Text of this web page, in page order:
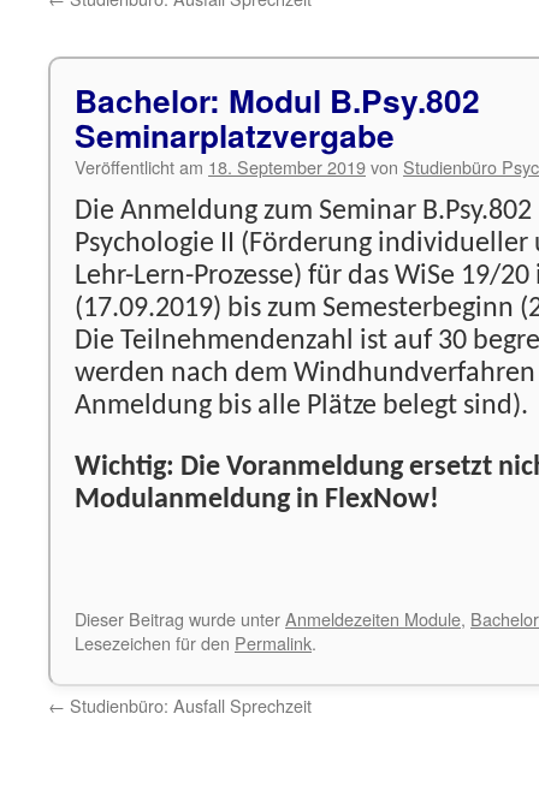
Bachelor: Modul B.Psy.802
Seminarplatzvergabe
Veröffentlicht am 18. September 2019von Studienbüro
Die Anmeldung zum Seminar B.Psy.802
Psychologie II (Förderung
Lehr-Lern-Prozesse) für das WiSe 19/
(17.09.2019) bis zum Semesterbeginn
Die Teilnehmendenzahl ist auf 30
werden nach dem
Anmeldung bis alle Plätze belegt sind).
Wichtig: Die Voranmeldung ersetzt
Modulanmeldung in FlexNow!
Dieser Beitrag wurde unterAnmeldezeiten Module, Bachelor
Lesezeichen für den Permalink.
← Studienbüro: Ausfall Sprechzeit